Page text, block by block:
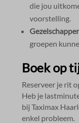
die jou
voorstelling.​
groepen
Boek op
Reserveer je rit
Heb je
bij Taximax
enkel probleem.​